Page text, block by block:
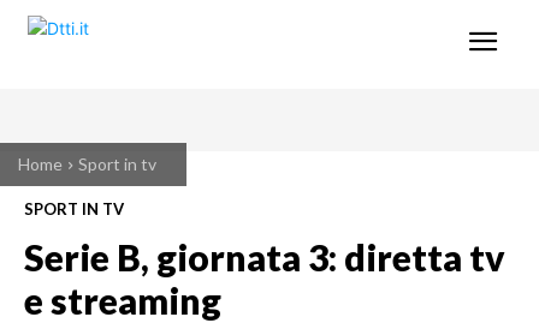
Home Sport in tv
SPORT IN TV
Serie B, giornata 3: diretta tv
e streaming